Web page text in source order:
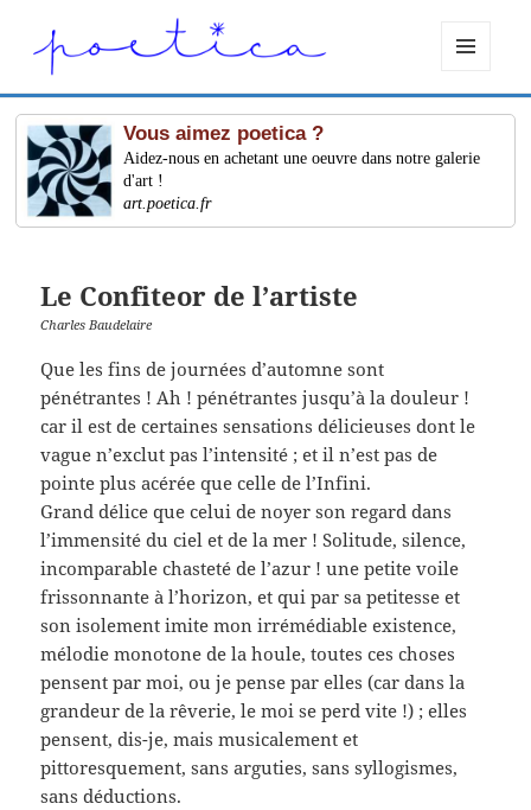
ET
WIDGETS
Vous aimez poetica ?
Aidez-nous en achetant une oeuvre dans notre galerie
d'art !
art.poetica.fr
Le Confiteor de l’artiste
Charles Baudelaire
Que les fins de journées d’automne sont
pénétrantes ! Ah ! pénétrantes jusqu’à la douleur !
car il est de certaines sensations délicieuses dont le
vague n’exclut pas l’intensité ; et il n’est pas de
pointe plus acérée que celle de l’Infini.
Grand délice que celui de noyer son regard dans
l’immensité du ciel et de la mer ! Solitude, silence,
incomparable chasteté de l’azur ! une petite voile
frissonnante à l’horizon, et qui par sa petitesse et
son isolement imite mon irrémédiable existence,
mélodie monotone de la houle, toutes ces choses
pensent par moi, ou je pense par elles (car dans la
grandeur de la rêverie, le moi se perd vite !) ; elles
pensent, dis-je, mais musicalement et
pittoresquement, sans arguties, sans syllogismes,
sans déductions.